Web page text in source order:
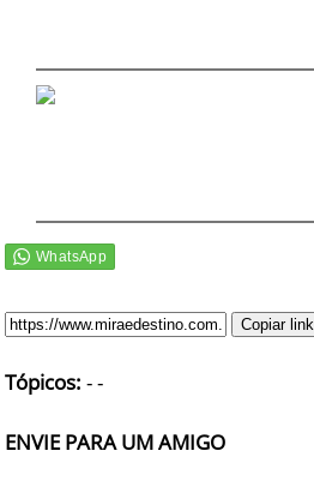
Copiar link
Tópicos: --
ENVIE PARA UM AMIGO